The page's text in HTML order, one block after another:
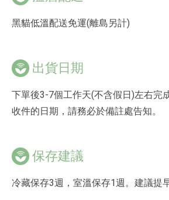
黑貓低溫配送免運(離島另計)
出貨日期
下單後3-7個工作天(不含假日)左右完
收件的日期，請務必於備註處告知。
保存建議
冷藏保存3週，室溫保存1週。建議提